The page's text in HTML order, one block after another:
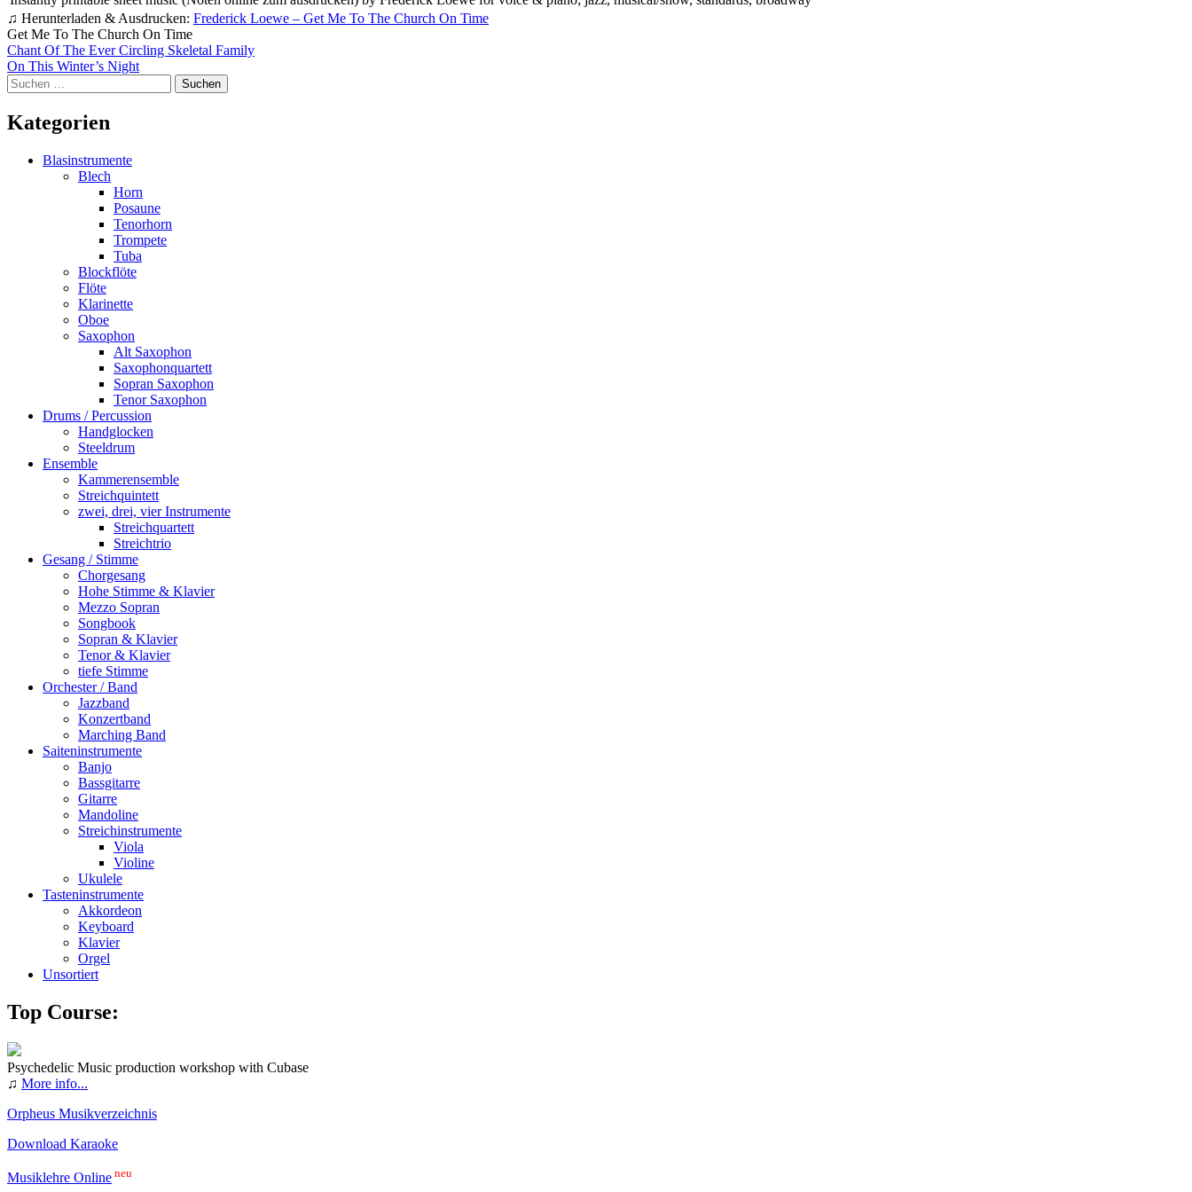
♫ Herunterladen & Ausdrucken: Frederick Loewe – Get Me To The Church On Time
Get Me To The Church On Time
Beitragsnavigation
Chant Of The Ever Circling Skeletal Family
On This Winter’s Night
Suchen
nach:
Kategorien
Blasinstrumente
Blech
Horn
Posaune
Tenorhorn
Trompete
Tuba
Blockflöte
Flöte
Klarinette
Oboe
Saxophon
Alt Saxophon
Saxophonquartett
Sopran Saxophon
Tenor Saxophon
Drums / Percussion
Handglocken
Steeldrum
Ensemble
Kammerensemble
Streichquintett
zwei, drei, vier Instrumente
Streichquartett
Streichtrio
Gesang / Stimme
Chorgesang
Hohe Stimme & Klavier
Mezzo Sopran
Songbook
Sopran & Klavier
Tenor & Klavier
tiefe Stimme
Orchester / Band
Jazzband
Konzertband
Marching Band
Saiteninstrumente
Banjo
Bassgitarre
Gitarre
Mandoline
Streichinstrumente
Viola
Violine
Ukulele
Tasteninstrumente
Akkordeon
Keyboard
Klavier
Orgel
Unsortiert
Top Course:
Psychedelic Music production workshop with Cubase
♫ More info...
Orpheus Musikverzeichnis
Download Karaoke
Musiklehre Online neu